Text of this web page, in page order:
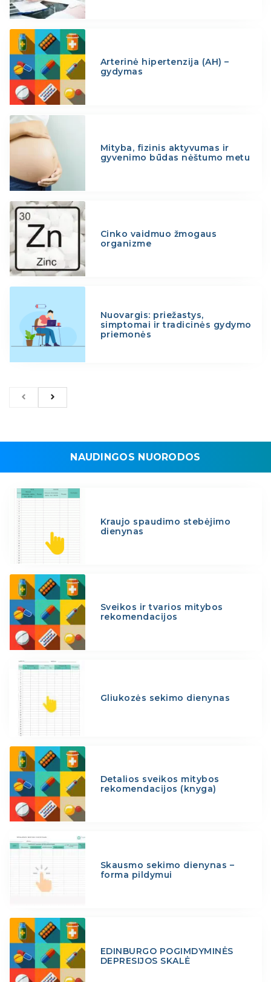
Arterinė hipertenzija (AH) –
gydymas
Mityba, fizinis aktyvumas ir
gyvenimo būdas nėštumo metu
Cinko vaidmuo žmogaus
organizme
Nuovargis: priežastys,
simptomai ir tradicinės gydymo
priemonės
NAUDINGOS NUORODOS
Kraujo spaudimo stebėjimo
dienynas
Sveikos ir tvarios mitybos
rekomendacijos
Gliukozės sekimo dienynas
Detalios sveikos mitybos
rekomendacijos (knyga)
Skausmo sekimo dienynas –
forma pildymui
EDINBURGO POGIMDYMINĖS
DEPRESIJOS SKALĖ